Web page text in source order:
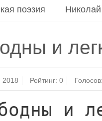
поэзия
и
2018 Рейтинг:0
и